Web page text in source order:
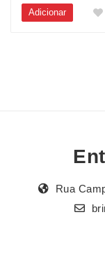
Adicionar
Rua